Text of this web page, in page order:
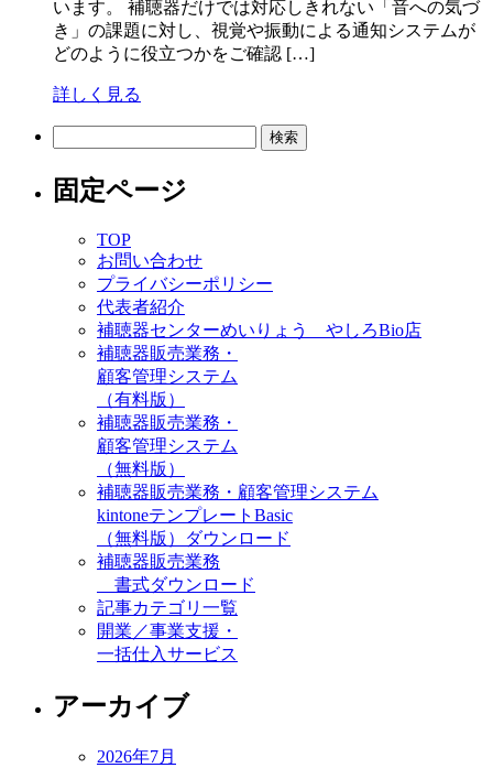
います。 補聴器だけでは対応しきれない「音への気づ
き」の課題に対し、視覚や振動による通知システムが
どのように役立つかをご確認 […]
詳しく見る
固定ページ
TOP
お問い合わせ
プライバシーポリシー
代表者紹介
補聴器センターめいりょう やしろBio店
補聴器販売業務・
顧客管理システム
（有料版）
補聴器販売業務・
顧客管理システム
（無料版）
補聴器販売業務・顧客管理システム
kintoneテンプレートBasic
（無料版）ダウンロード
補聴器販売業務
書式ダウンロード
記事カテゴリ一覧
開業／事業支援・
一括仕入サービス
アーカイブ
2026年7月